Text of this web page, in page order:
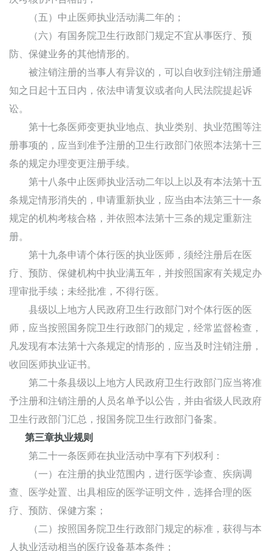
（五）中止医师执业活动满二年的；
（六）有国务院卫生行政部门规定不宜从事医疗、预
防、保健业务的其他情形的。
被注销注册的当事人有异议的，可以自收到注销注册通
知之日起十五日内，依法申请复议或者向人民法院提起诉
讼。
第十七条医师变更执业地点、执业类别、执业范围等注
册事项的，应当到准予注册的卫生行政部门依照本法第十三
条的规定办理变更注册手续。
第十八条中止医师执业活动二年以上以及有本法第十五
条规定情形消失的，申请重新执业，应当由本法第三十一条
规定的机构考核合格，并依照本法第十三条的规定重新注
册。
第十九条申请个体行医的执业医师，须经注册后在医
疗、预防、保健机构中执业满五年，并按照国家有关规定办
理审批手续；未经批准，不得行医。
县级以上地方人民政府卫生行政部门对个体行医的医
师，应当按照国务院卫生行政部门的规定，经常监督检查，
凡发现有本法第十六条规定的情形的，应当及时注销注册，
收回医师执业证书。
第二十条县级以上地方人民政府卫生行政部门应当将准
予注册和注销注册的人员名单予以公告，并由省级人民政府
卫生行政部门汇总，报国务院卫生行政部门备案。
第三章执业规则
第二十一条医师在执业活动中享有下列权利：
（一）在注册的执业范围内，进行医学诊查、疾病调
查、医学处置、出具相应的医学证明文件，选择合理的医
疗、预防、保健方案；
（二）按照国务院卫生行政部门规定的标准，获得与本
人执业活动相当的医疗设备基本条件；